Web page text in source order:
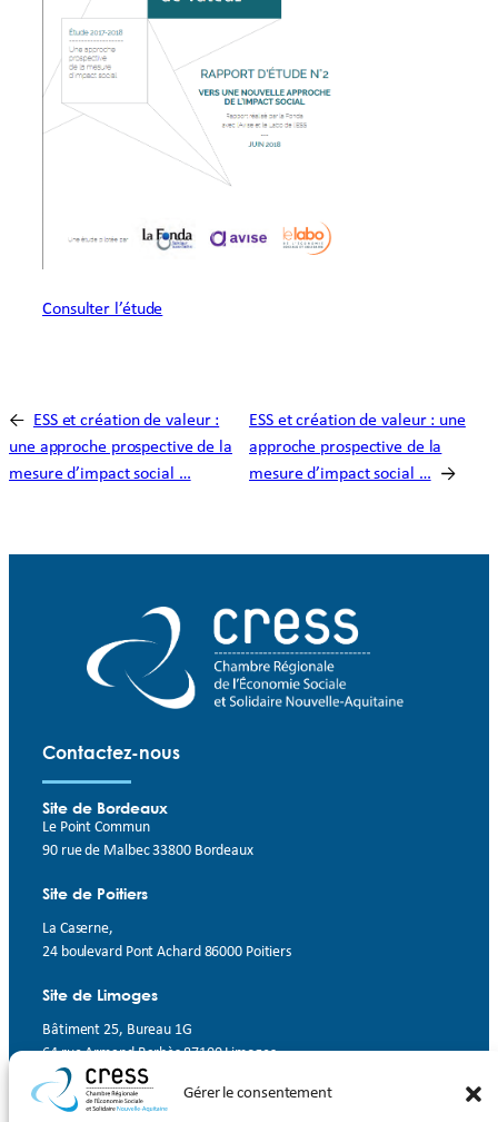
Gérer le consentement
Consulter l’étude
← ESS et création de valeur :
une approche prospective de la
mesure d’impact social …
ESS et création de valeur : une
approche prospective de la
mesure d’impact social …
→
Contactez-nous
Site de Bordeaux
Le Point Commun
90 rue de Malbec 33800 Bordeaux
Site de Poitiers
La Caserne,
24 boulevard Pont Achard 86000 Poitiers
Site de Limoges
Bâtiment 25, Bureau 1G
64 rue Armand Barbès 87100 Limoges
Contact